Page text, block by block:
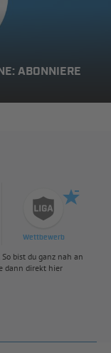
ABONNIERE
Wettbewerb
bist du ganz nah an
dann direkt hier